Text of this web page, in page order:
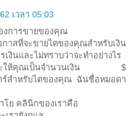
เวลา 05:03
การขายของคุณ
ที่จะขายไตของคุณสำหรับเงิน
งินและไม่ทราบว่าจะทำอย่างไร
าจะให้คุณเป็นจำนวนเงิน $
ร์สำหรับไตของคุณ ฉันชื่อหมอดา
ย คลินิกของเราคือ